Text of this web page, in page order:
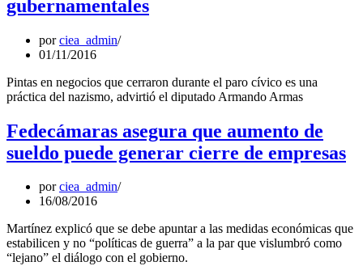
gubernamentales
porciea_admin
01/11/2016
Pintas en negocios que cerraron durante el paro cívico es una
práctica del nazismo, advirtió el diputado Armando Armas
Fedecámaras asegura que aumento de
sueldo puede generar cierre de empresas
porciea_admin
16/08/2016
Martínez explicó que se debe apuntar a las medidas económicas que
estabilicen y no “políticas de guerra” a la par que vislumbró como
“lejano” el diálogo con el gobierno.